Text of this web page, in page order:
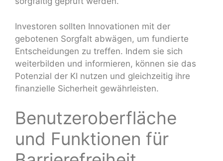
Investoren sollten Innovationen mit der
gebotenen Sorgfalt abwägen, um fundierte
Entscheidungen zu treffen. Indem sie sich
weiterbilden und informieren, können sie das
Potenzial der KI nutzen und gleichzeitig ihre
finanzielle Sicherheit gewährleisten.
Benutzeroberfläche
und Funktionen für